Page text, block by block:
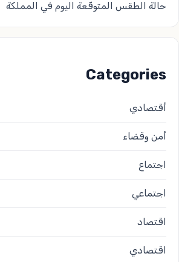
حالة الطقس المتوقّعة اليوم في المملكة
Categories
أقتصادي
أمن وقضاء
اجتماع
اجتماعي
اقتصاد
اقتصادي